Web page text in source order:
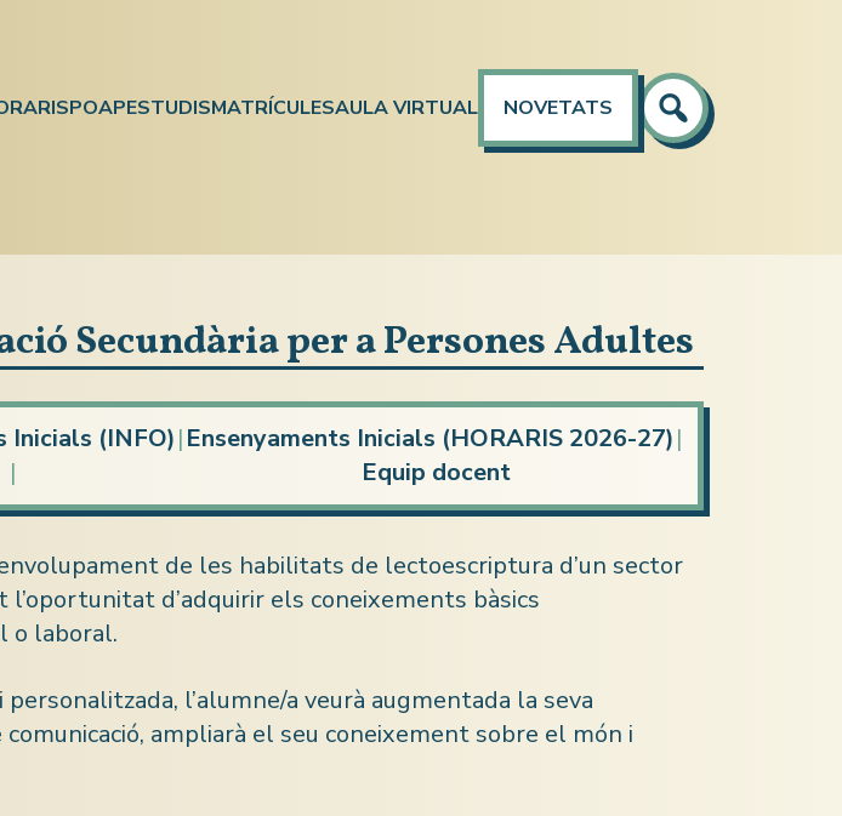
POAPESTUDISMATRÍCULESAULA VIRTUAL NOVETATS
Secundària per a Persones Adultes
Inicials (INFO)|Ensenyaments Inicials (HORARIS 2026-27)|
| Equip docent
de les habilitats de lectoescriptura d’un sector
d’adquirir els coneixements bàsics
o laboral.
l’alumne/a veurà augmentada la seva
ampliarà el seu coneixement sobre el món i